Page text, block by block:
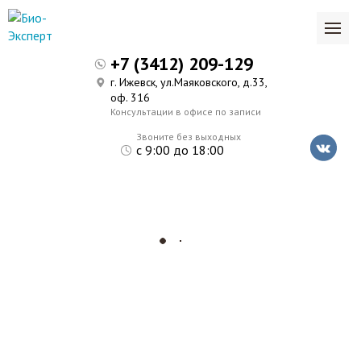
Звоните без выходных
с 9:00 до 18:00
+7 (3412) 209-129
г. Ижевск, ул.Маяковского, д.33,
оф. 316
Консультации в офисе по записи